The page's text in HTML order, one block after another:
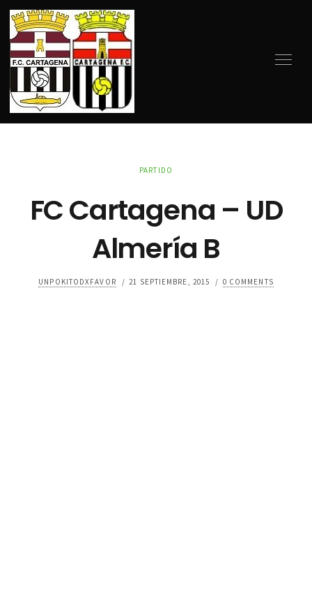
PARTIDO
FC Cartagena – UD
Almería B
UNPOKITODXFAVOR / 21 SEPTIEMBRE, 2015 / 0 COMMENTS